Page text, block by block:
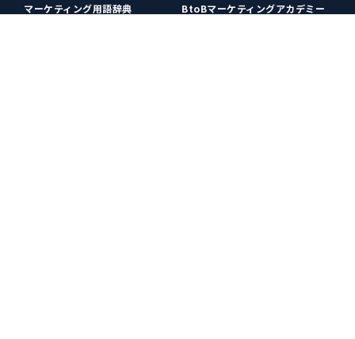
マーケティング用語辞典
BtoBマーケティングアカデミー